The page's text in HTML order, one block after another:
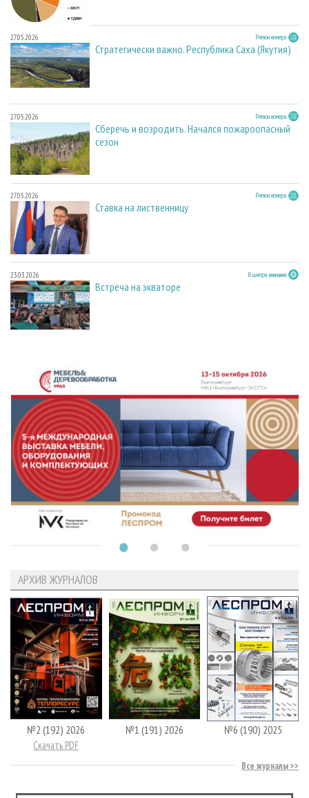
27.05.2026 Регион номера
Стратегически важно. Республика Саха (Якутия)
27.05.2026 Регион номера
Сберечь и возродить. Начался пожароопасный
сезон
27.05.2026 Регион номера
Ставка на лиственницу
23.03.2026 В центре внимания
Встреча на экваторе
АРХИВ ЖУРНАЛОВ
№2 (192) 2026
Скачать PDF
№1 (191) 2026 №6 (190) 2025
Все журналы